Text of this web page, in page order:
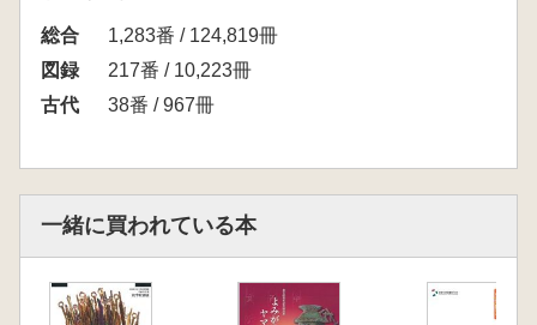
資料編
総合
1,283番 / 124,819冊
図録
217番 / 10,223冊
古代
38番 / 967冊
一緒に買われている本